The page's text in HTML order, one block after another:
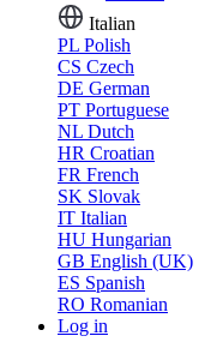
Italian
PL Polish
CS Czech
DE German
PT Portuguese
NL Dutch
HR Croatian
FR French
SK Slovak
IT Italian
HU Hungarian
GB English (UK)
ES Spanish
RO Romanian
Log in